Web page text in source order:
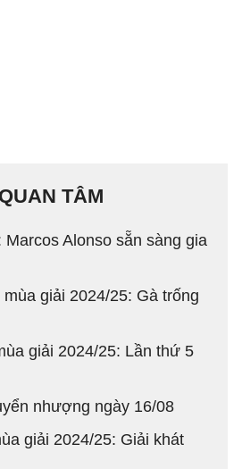
TÂM
Alonso sẵn sàng gia
giải 2024/25: Gà trống
giải 2024/25: Lần thứ 5
nhượng ngày 16/08
giải 2024/25: Giải khát